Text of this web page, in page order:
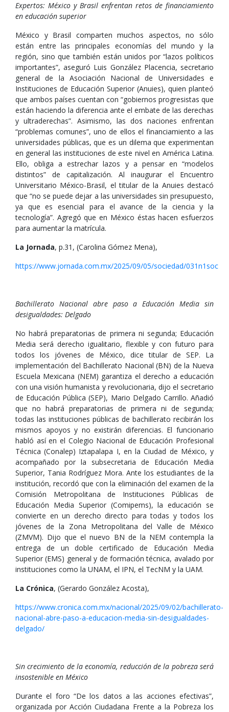
Expertos: México y Brasil enfrentan retos de financiamiento
en educación superior
México y Brasil comparten muchos aspectos, no sólo
están entre las principales economías del mundo y la
región, sino que también están unidos por “lazos políticos
importantes”, aseguró Luis González Placencia, secretario
general de la Asociación Nacional de Universidades e
Instituciones de Educación Superior (Anuies), quien planteó
que ambos países cuentan con “gobiernos progresistas que
están haciendo la diferencia ante el embate de las derechas
y ultraderechas”. Asimismo, las dos naciones enfrentan
“problemas comunes”, uno de ellos el financiamiento a las
universidades públicas, que es un dilema que experimentan
en general las instituciones de este nivel en América Latina.
Ello, obliga a estrechar lazos y a pensar en “modelos
distintos” de capitalización. Al inaugurar el Encuentro
Universitario México-Brasil, el titular de la Anuies destacó
que “no se puede dejar a las universidades sin presupuesto,
ya que es esencial para el avance de la ciencia y la
tecnología”. Agregó que en México éstas hacen esfuerzos
para aumentar la matrícula.
La Jornada, p.31, (Carolina Gómez Mena),
https://www.jornada.com.mx/2025/09/05/sociedad/031n1soc
Bachillerato Nacional abre paso a Educación Media sin
desigualdades: Delgado
No habrá preparatorias de primera ni segunda; Educación
Media será derecho igualitario, flexible y con futuro para
todos los jóvenes de México, dice titular de SEP. La
implementación del Bachillerato Nacional (BN) de la Nueva
Escuela Mexicana (NEM) garantiza el derecho a educación
con una visión humanista y revolucionaria, dijo el secretario
de Educación Pública (SEP), Mario Delgado Carrillo. Añadió
que no habrá preparatorias de primera ni de segunda;
todas las instituciones públicas de bachillerato recibirán los
mismos apoyos y no existirán diferencias. El funcionario
habló así en el Colegio Nacional de Educación Profesional
Técnica (Conalep) Iztapalapa I, en la Ciudad de México, y
acompañado por la subsecretaria de Educación Media
Superior, Tania Rodríguez Mora. Ante los estudiantes de la
institución, recordó que con la eliminación del examen de la
Comisión Metropolitana de Instituciones Públicas de
Educación Media Superior (Comipems), la educación se
convierte en un derecho directo para todas y todos los
jóvenes de la Zona Metropolitana del Valle de México
(ZMVM). Dijo que el nuevo BN de la NEM contempla la
entrega de un doble certificado de Educación Media
Superior (EMS) general y de formación técnica, avalado por
instituciones como la UNAM, el IPN, el TecNM y la UAM.
La Crónica, (Gerardo González Acosta),
https://www.cronica.com.mx/nacional/2025/09/02/bachillerato-
nacional-abre-paso-a-educacion-media-sin-desigualdades-
delgado/
Sin crecimiento de la economía, reducción de la pobreza será
insostenible en México
Durante el foro “De los datos a las acciones efectivas”,
organizada por Acción Ciudadana Frente a la Pobreza los